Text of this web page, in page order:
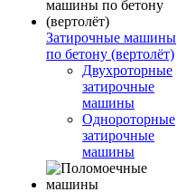
Затирочные машины
по бетону (вертолёт)
Двухроторные
затирочные
машины
Однороторные
затирочные
машины